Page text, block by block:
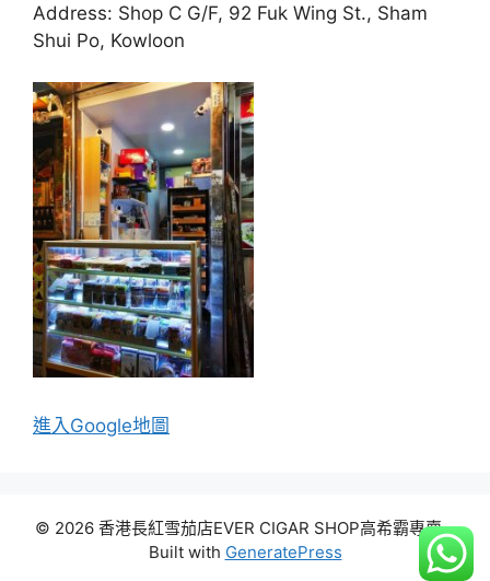
Address: Shop C G/F, 92 Fuk Wing St., Sham
Shui Po, Kowloon
進入Google地圖
© 2026 香港長紅雪茄店EVER CIGAR SHOP高希霸專賣•
Built with GeneratePress